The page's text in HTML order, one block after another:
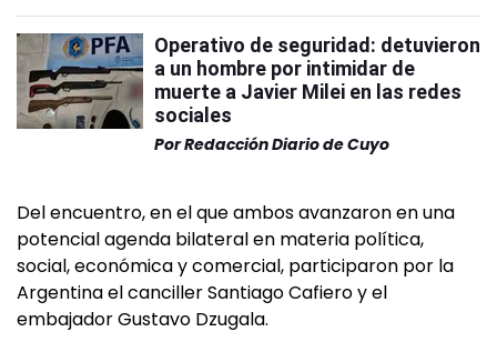
Operativo de seguridad: detuvieron
a un hombre por intimidar de
muerte a Javier Milei en las redes
sociales
PorRedacción Diario de Cuyo
Del encuentro, en el que ambos avanzaron en una
potencial agenda bilateral en materia política,
social, económica y comercial, participaron por la
Argentina el canciller Santiago Cafiero y el
embajador Gustavo Dzugala.